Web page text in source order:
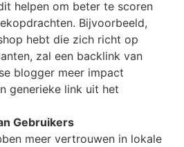
helpen om beter te scoren
Bijvoorbeeld,
hebt die zich richt op
zal een backlink van
blogger meer impact
generieke link uit het
Gebruikers
meer vertrouwen in lokale